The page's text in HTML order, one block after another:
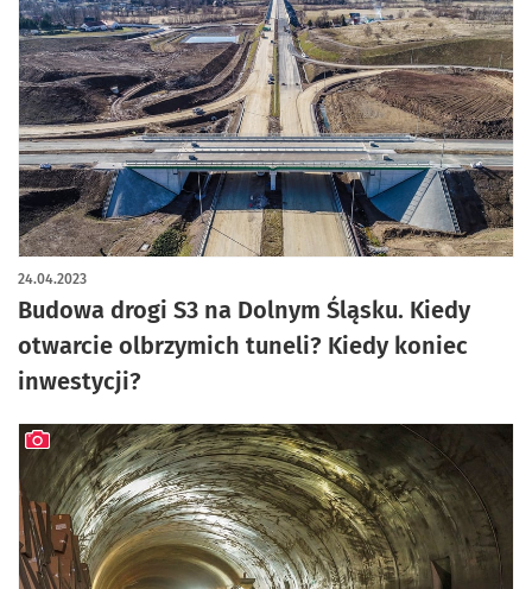
Budowa drogi S3 na Dolnym Śląsku. Kiedy
otwarcie olbrzymich tuneli? Kiedy koniec
inwestycji?
24.04.2023
artykuł z galerią zdjęć